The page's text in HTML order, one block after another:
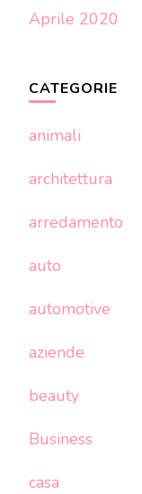
Aprile 2020
CATEGORIE
animali
architettura
arredamento
auto
automotive
aziende
beauty
Business
casa